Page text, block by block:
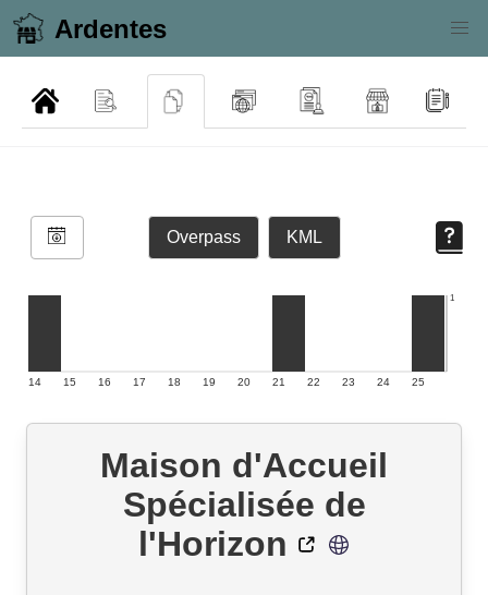
Ardentes
Overpass KML
1
14 15 16 17 18 19 20 21 22 23 24 25
Maison d'Accueil
Spécialisée de
l'Horizon